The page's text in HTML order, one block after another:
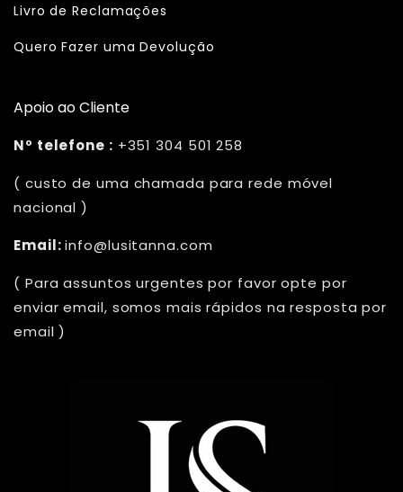
Livro de Reclamações
Quero Fazer uma Devolução
Apoio ao Cliente
Nº telefone : +351 304 501 258
( custo de uma chamada para rede móvel
nacional )
Email:info@lusitanna.com
( Para assuntos urgentes por favor opte por
enviar email, somos mais rápidos na resposta por
email )